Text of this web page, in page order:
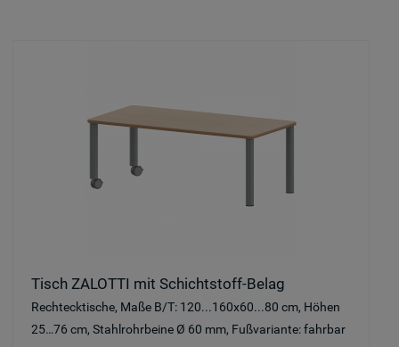
Tisch ZALOTTI mit Schichtstoff-Belag
Rechtecktische, Maße B/T: 120...160x60...80 cm, Höhen
25…76 cm, Stahlrohrbeine Ø 60 mm, Fußvariante: fahrbar